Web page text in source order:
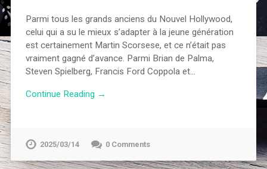
Parmi tous les grands anciens du Nouvel Hollywood,
celui qui a su le mieux s’adapter à la jeune génération
est certainement Martin Scorsese, et ce n’était pas
vraiment gagné d’avance. Parmi Brian de Palma,
Steven Spielberg, Francis Ford Coppola et…
Continue Reading →
2025/03/14 0 Comments